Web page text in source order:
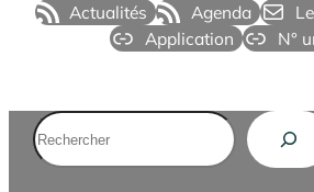
Actualités Agenda
Application
N°
Rechercher